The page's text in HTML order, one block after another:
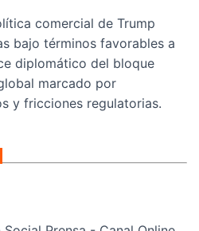
comercial de Trump
bajo términos favorables a
diplomático del bloque
marcado por
y fricciones regulatorias.